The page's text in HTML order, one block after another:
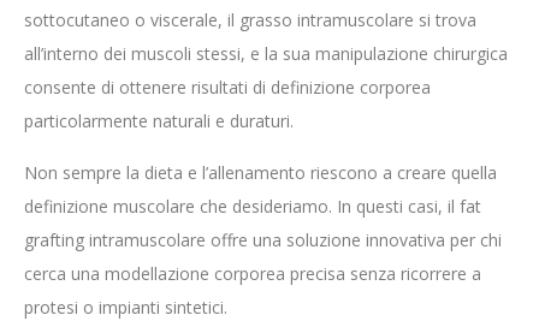
sottocutaneo o viscerale, il grasso intramuscolare si trova
all’interno dei muscoli stessi, e la sua manipulazione chirurgica
consente di ottenere risultati di definizione corporea
particolarmente naturali e duraturi.
Non sempre la dieta e l’allenamento riescono a creare quella
definizione muscolare che desideriamo. In questi casi, il fat
grafting intramuscolare offre una soluzione innovativa per chi
cerca una modellazione corporea precisa senza ricorrere a
protesi o impianti sintetici.